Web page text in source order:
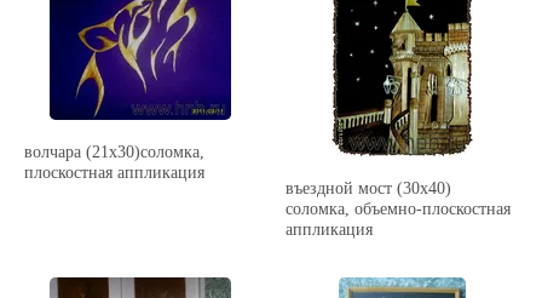
волчара (21х30)соломка,
плоскостная аппликация
въездной мост (30х40)
соломка, объемно-плоскостная
аппликация